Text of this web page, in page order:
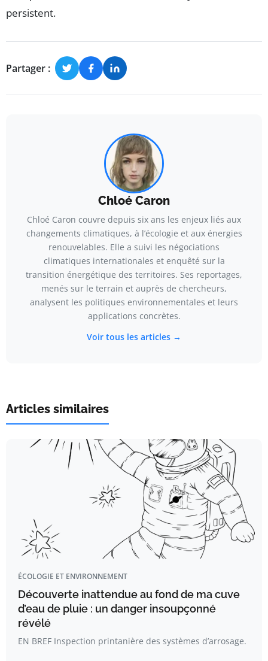
persistent.
Partager :
Chloé Caron
Chloé Caron couvre depuis six ans les enjeux liés aux
changements climatiques, à l’écologie et aux énergies
renouvelables. Elle a suivi les négociations
climatiques internationales et enquêté sur la
transition énergétique des territoires. Ses reportages,
menés sur le terrain et auprès de chercheurs,
analysent les politiques environnementales et leurs
applications concrètes.
Voir tous les articles →
Articles similaires
ÉCOLOGIE ET ENVIRONNEMENT
Découverte inattendue au fond de ma cuve
d’eau de pluie : un danger insoupçonné
révélé
EN BREF Inspection printanière des systèmes d’arrosage.